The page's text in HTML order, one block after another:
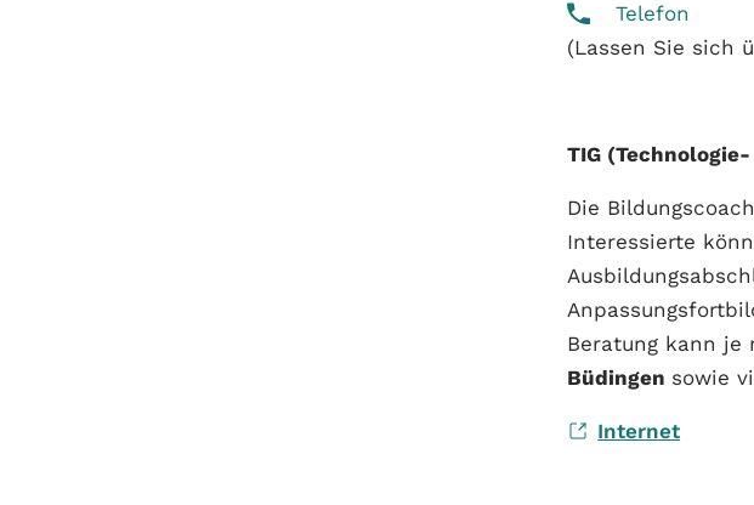
Telefon
(Lassen Sie sich
TIG
Die
Interessierte
Beratung kann je
Büdingen sowie
Internet